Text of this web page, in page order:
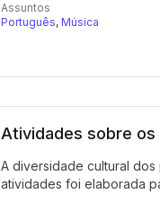
Assuntos
Português, Música
Atividades sobre os
A diversidade cultural
atividades foi elaborada